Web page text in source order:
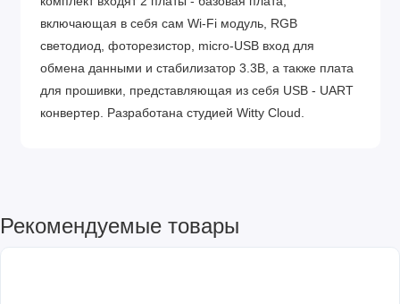
включающая в себя сам Wi-Fi модуль, RGB
светодиод, фоторезистор, micro-USB вход для
обмена данными и стабилизатор 3.3В, а также плата
для прошивки, представляющая из себя USB - UART
конвертер. Разработана студией Witty Cloud.
Рекомендуемые товары